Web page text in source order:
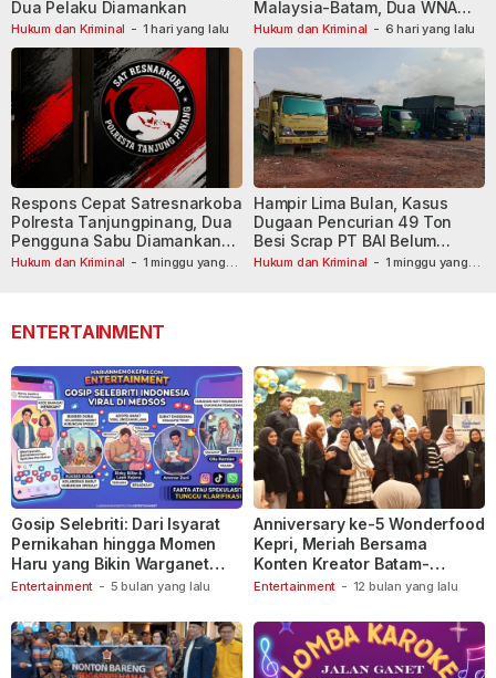
Hukum dan Kriminal - 1 hari yang lalu
Dua Pelaku Diamankan
Hukum dan Kriminal - 6 hari yang lalu
Malaysia-Batam, Dua WNA
Masih Diburu
Hukum dan Kriminal - 1 minggu yang
Respons Cepat Satresnarkoba
Polresta Tanjungpinang, Dua
Pengguna Sabu Diamankan
Usai Dilaporkan ke Call Center
Hukum dan Kriminal - 1 minggu yang
Hampir Lima Bulan, Kasus
Dugaan Pencurian 49 Ton
Besi Scrap PT BAI Belum
Tetapkan Tersangka
ENTERTAINMENT
Entertainment - 5 bulan yang lalu
Gosip Selebriti: Dari Isyarat
Pernikahan hingga Momen
Haru yang Bikin Warganet
Berspekulasi
Entertainment - 12 bulan yang lalu
Anniversary ke-5 Wonderfood
Kepri, Meriah Bersama
Konten Kreator Batam-
Tanjungpinang